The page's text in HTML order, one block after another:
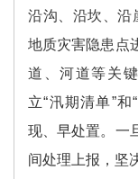
沿沟、沿坎、沿
地质灾害隐患点
道、河道等关
立“汛期清单”
现、早处置。一
间处理上报，坚